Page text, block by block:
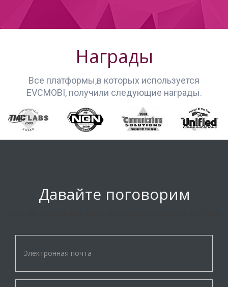
Награды
Все платформы,в которых используется
EVCMOBI, получили следующие награды.
Давайте поговорим